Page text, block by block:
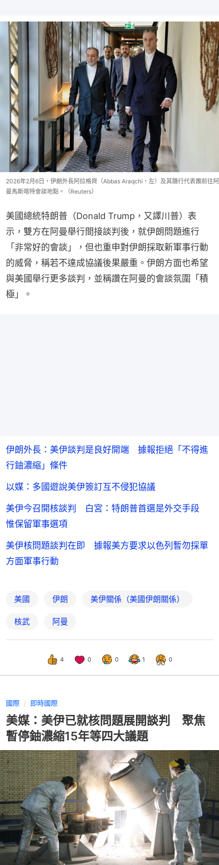
2026年2月6日，伊朗外長阿拉格齊（Abbas Araqchi，左）及其隨行代表團前往阿
曼馬斯喀特會談地點。（Reuters）
美國總統特朗普（Donald Trump，又譯川普）表
示，雙方在阿曼舉行間接談判後，就伊朗問題進行
「非常好的會談」，但也重申對伊朗採取新軍事行動
的威脅，稱若不達成協議後果嚴重。伊朗方面也希望
與美國舉行更多談判，並稱讚在阿曼的會談氛圍「積
極」。
伊朗外長：美伊談判是良好開端 據報拒絕「不得進
行鈾濃縮」條件
以媒：多國遊說美伊簽訂互不侵犯協議
美伊今召開核談判 白宮：特朗普首選是外交手段
惟保留軍事選項
美伊核問題談判在即 據報美方要求以色列暫勿採單
方面軍事行動
美國 伊朗 美伊關係（美國伊朗關係）
核武 阿曼
4 0 0 1 0
國際 即時國際
美媒：美伊已就核問題展開談判 聚焦
暫停鈾濃縮15年等四大議題